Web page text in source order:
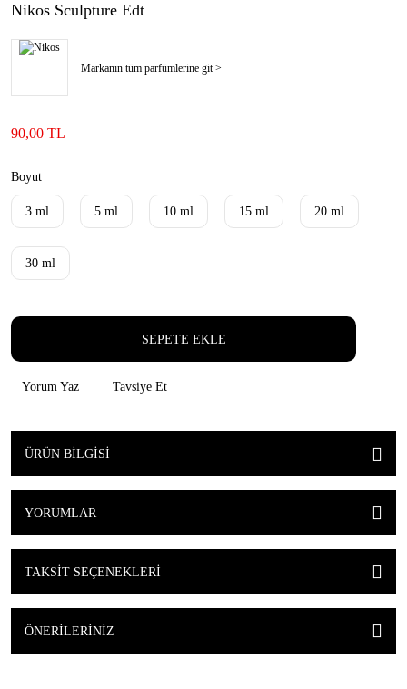
Nikos Sculpture Edt
Markanın tüm parfümlerine git >
90,00 TL
Boyut
3 ml 5 ml 10 ml 15 ml 20 ml
30 ml
SEPETE EKLE
Yorum Yaz Tavsiye Et
ÜRÜN BILGISI
YORUMLAR
TAKSIT SEÇENEKLERI
ÖNERILERINIZ